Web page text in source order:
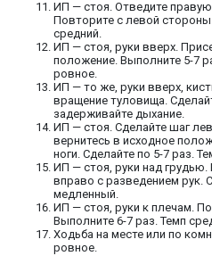
ИП — стоя. Отведите правую
Повторите с левой
средний.
ИП — стоя, руки вверх.
положение. Выполните 5-7
ровное.
ИП — то же, руки вверх,
вращение туловища.
задерживайте дыхание.
ИП — стоя. Сделайте шаг
вернитесь в исходное
ноги. Сделайте по 5-7 раз.
ИП — стоя, руки над
вправо с разведением рук.
медленный.
ИП — стоя, руки к плечам.
Выполните 6-7 раз. Темп
Ходьба на месте или по
ровное.